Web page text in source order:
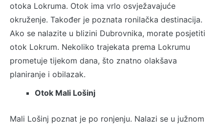
otoka Lokruma. Otok ima vrlo osvježavajuće
okruženje. Također je poznata ronilačka destinacija.
Ako se nalazite u blizini Dubrovnika, morate posjetiti
otok Lokrum. Nekoliko trajekata prema Lokrumu
prometuje tijekom dana, što znatno olakšava
planiranje i obilazak.
Otok Mali Lošinj
Mali Lošinj poznat je po ronjenju. Nalazi se u južnom